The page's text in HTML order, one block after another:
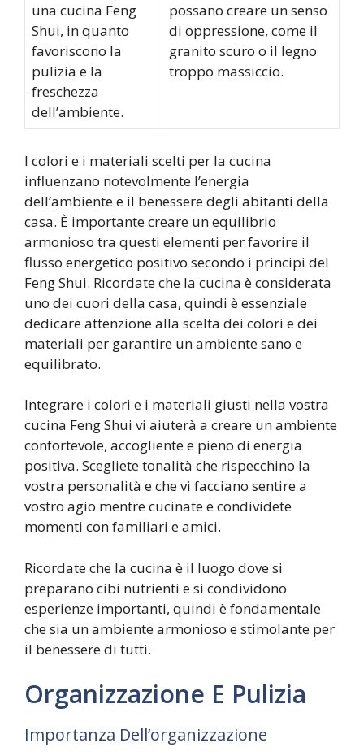
una cucina Feng
Shui, in quanto
favoriscono la
pulizia e la
freschezza
dell’ambiente.
possano creare un senso
di oppressione, come il
granito scuro o il legno
troppo massiccio.
I colori e i materiali scelti per la cucina
influenzano notevolmente l’energia
dell’ambiente e il benessere degli abitanti della
casa. È importante creare un equilibrio
armonioso tra questi elementi per favorire il
flusso energetico positivo secondo i principi del
Feng Shui. Ricordate che la cucina è considerata
uno dei cuori della casa, quindi è essenziale
dedicare attenzione alla scelta dei colori e dei
materiali per garantire un ambiente sano e
equilibrato.
Integrare i colori e i materiali giusti nella vostra
cucina Feng Shui vi aiuterà a creare un ambiente
confortevole, accogliente e pieno di energia
positiva. Scegliete tonalità che rispecchino la
vostra personalità e che vi facciano sentire a
vostro agio mentre cucinate e condividete
momenti con familiari e amici.
Ricordate che la cucina è il luogo dove si
preparano cibi nutrienti e si condividono
esperienze importanti, quindi è fondamentale
che sia un ambiente armonioso e stimolante per
il benessere di tutti.
Organizzazione E Pulizia
Importanza Dell’organizzazione